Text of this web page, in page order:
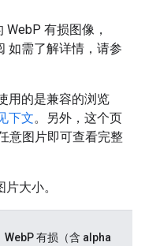
有损图像，
如需了解详情，请参
用的是兼容的浏览
下文。另外，这个页
意图片即可查看完整
大小。
WebP 有损（含 alpha